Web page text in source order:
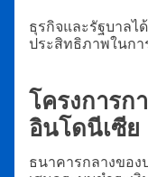
ธุรกิจและรัฐบาล
ประสิทธิภาพในกา
โครงการก
อินโดนีเซีย
ธนาคารกลางของ